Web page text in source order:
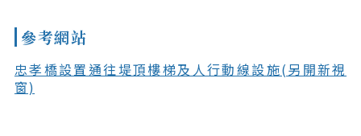
參考網站
忠孝橋設置通往堤頂樓梯及人行動線設施(另開新視
窗)